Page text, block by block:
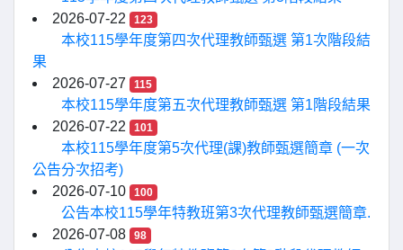
2026-07-22
123
本校115學年度第四次代理教師甄選 第1次階段結
果
2026-07-27
115
本校115學年度第五次代理教師甄選 第1階段結果
2026-07-22
101
本校115學年度第5次代理(課)教師甄選簡章 (一次
公告分次招考)
2026-07-10
100
公告本校115學年特教班第3次代理教師甄選簡章.
2026-07-08
98